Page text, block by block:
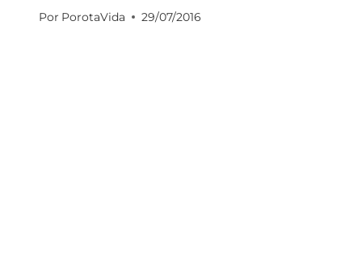
Por PorotaVida 29/07/2016